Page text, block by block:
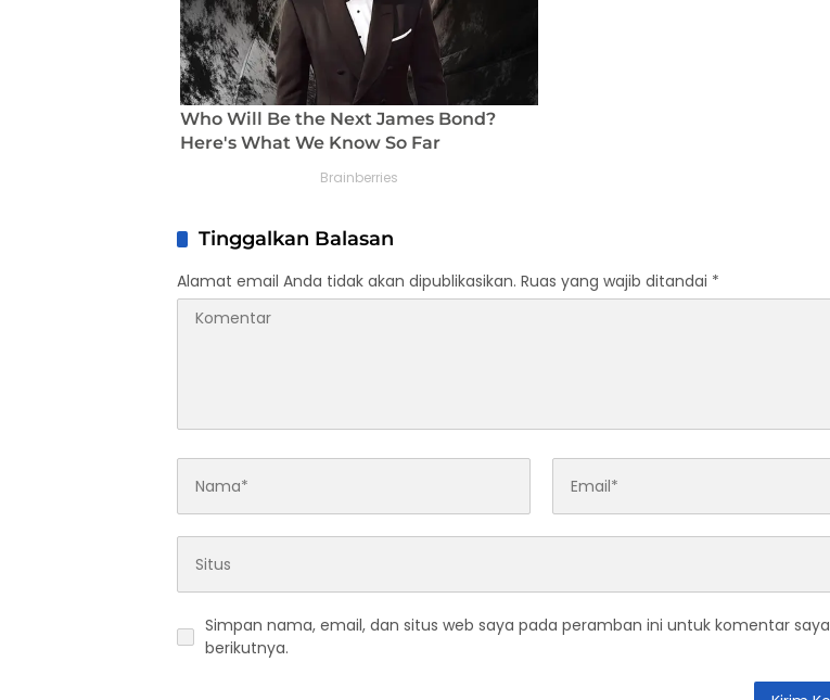
Tinggalkan Balasan
Alamat email Anda tidak akan dipublikasikan. Ruas yang wajib ditandai *
Simpan nama, email, dan situs web saya pada peramban ini untuk komentar saya
berikutnya.